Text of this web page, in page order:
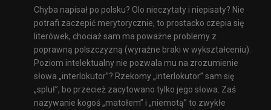
Chyba napisał po polsku? Olo nieczytaty i niepisaty? Nie
potrafi zaczepić merytorycznie, to prostacko czepia się
literówek, chociaż sam ma poważne problemy z
poprawną polszczyzną (wyraźne braki w wykształceniu).
Poziom intelektualny nie pozwala mu na zrozumienie
słowa „interlokutor”? Rzekomy „interlokutor” sam się
„spluł”, bo przecież zacytowano tylko jego słowa. Zaś
nazywanie kogoś „matołem” i „niemotą” to zwykłe